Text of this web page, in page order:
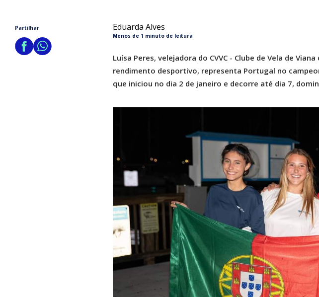
Partilhar Eduarda Alves
Menos de 1 minuto de leitura
Luísa Peres, velejadora do CVVC - Clube de Vela de
rendimento desportivo, representa Portugal no
que iniciou no dia 2 de janeiro e decorre até dia 7,